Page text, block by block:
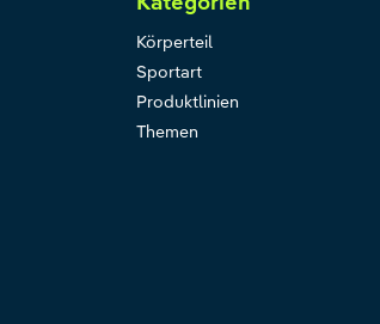
Körperteil
Sportart
Produktlinien
Themen